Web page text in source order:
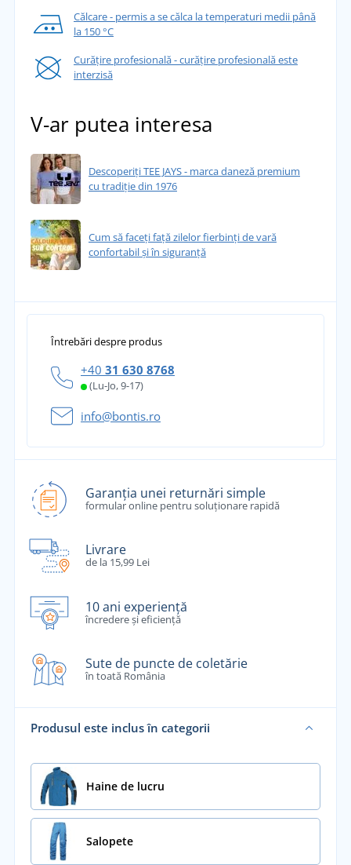
Călcare - permis a se călca la temperaturi medii până
la 150 °C
Curățire profesională - curățire profesională este
interzisă
V-ar putea interesa
Descoperiți TEE JAYS - marca daneză premium
cu tradiție din 1976
Cum să faceți față zilelor fierbinți de vară
confortabil și în siguranță
Întrebări despre produs
+40 31 630 8768
(Lu-Jo, 9-17)
info@bontis.ro
Garanția unei returnări simple
formular online pentru soluționare rapidă
Livrare
de la 15,99 Lei
10 ani experiență
încredere și eficiență
Sute de puncte de coletărie
în toată România
Produsul este inclus în categorii
Haine de lucru
Salopete